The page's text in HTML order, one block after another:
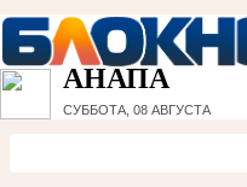
АНАПА
СУББОТА, 08 АВГУСТА